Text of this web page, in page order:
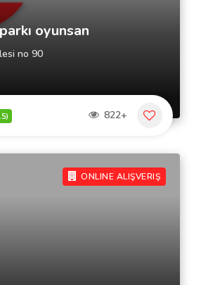
oyunsan
no 90
822+
ONLINE ALIŞVERIŞ